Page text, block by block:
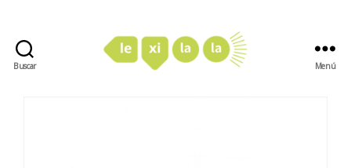
Buscar Menú